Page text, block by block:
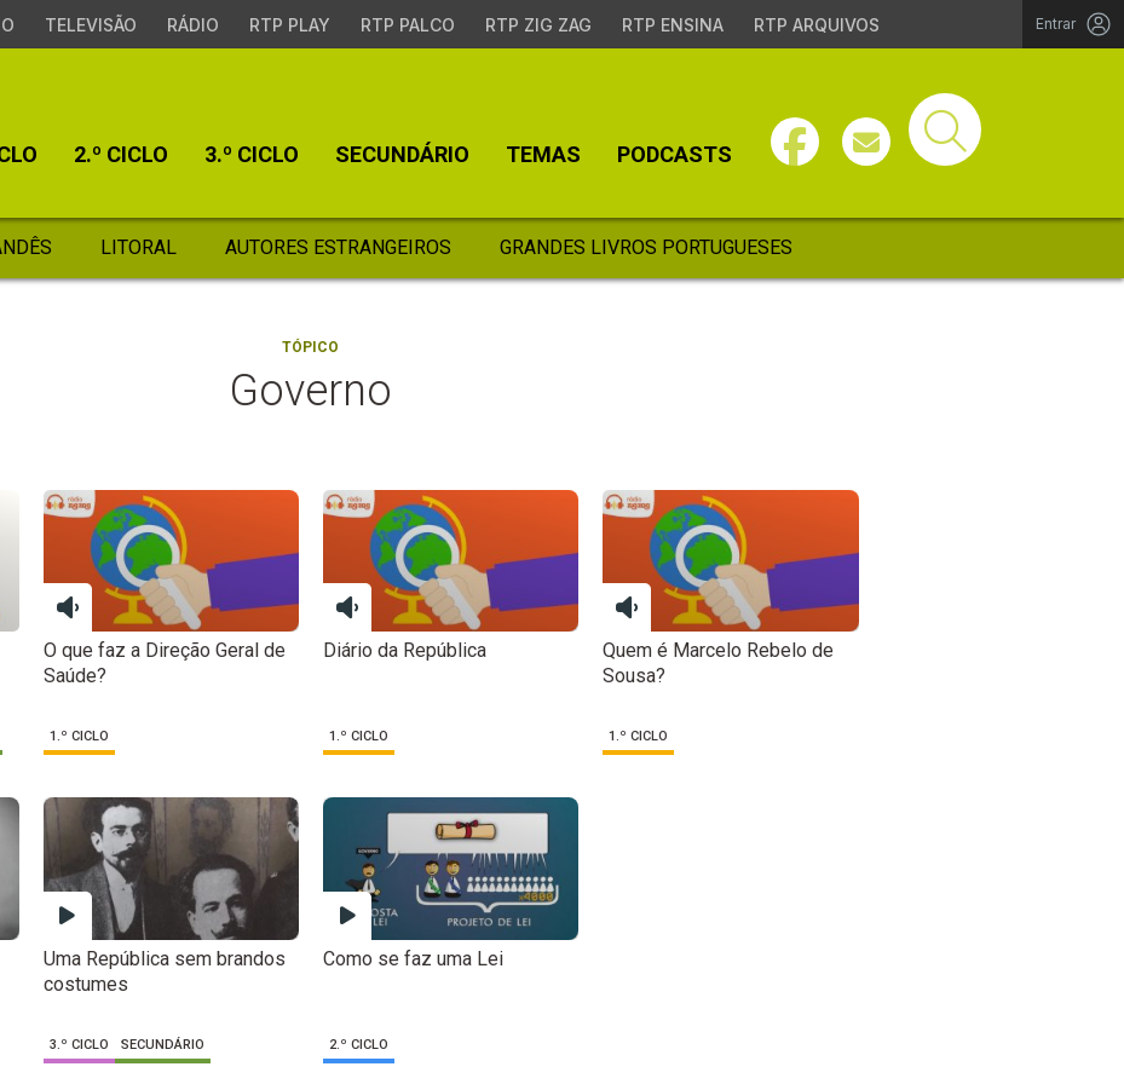
TELEVISÃO RÁDIO RTP PLAY RTP PALCO RTP ZIG ZAG RTP ENSINA RTP ARQUIVOS Entrar
2.º CICLO 3.º CICLO SECUNDÁRIO TEMAS PODCASTS
LITORAL AUTORES ESTRANGEIROS GRANDES LIVROS PORTUGUESES
TÓPICO
Governo
O que faz a Direção Geral de
Saúde?
1.º CICLO
Diário da República
1.º CICLO
Quem é Marcelo Rebelo de
Sousa?
1.º CICLO
Uma República sem brandos
costumes
3.º CICLO SECUNDÁRIO
Como se faz uma Lei
2.º CICLO